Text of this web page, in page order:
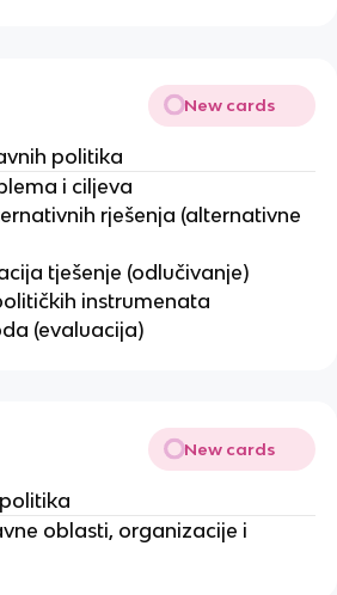
New cards
politika
i ciljeva
rješenja (alternativne
tješenje (odlučivanje)
instrumenata
(evaluacija)
New cards
oblasti, organizacije i